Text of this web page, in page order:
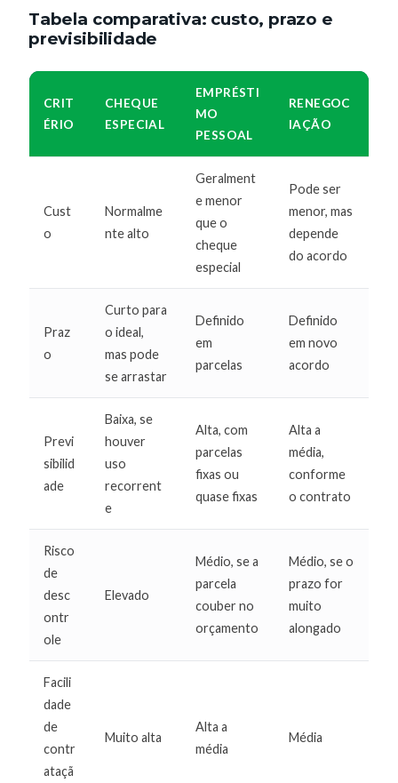
Tabela comparativa: custo, prazo e
previsibilidade
CRIT
ÉRIO
CHEQUE
ESPECIAL
EMPRÉSTI
MO
PESSOAL
RENEGOC
IAÇÃO
Cust
o
Normalme
nte alto
Geralment
e menor
que o
cheque
especial
Pode ser
menor, mas
depende
do acordo
Praz
o
Curto para
o ideal,
mas pode
se arrastar
Definido
em
parcelas
Definido
em novo
acordo
Previ
sibilid
ade
Baixa, se
houver
uso
recorrent
e
Alta, com
parcelas
fixas ou
quase fixas
Alta a
média,
conforme
o contrato
Risco
de
desc
ontr
ole
Elevado
Médio, se a
parcela
couber no
orçamento
Médio, se o
prazo for
muito
alongado
Facili
dade
de
contr
ataçã
Muito alta
Alta a
média
Média